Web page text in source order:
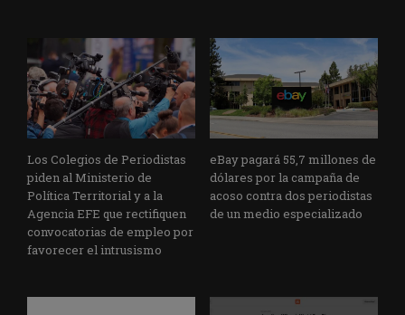
Los Colegios de Periodistas
piden al Ministerio de
Política Territorial y a la
Agencia EFE que rectifiquen
convocatorias de empleo por
favorecer el intrusismo
eBay pagará 55,7 millones de
dólares por la campaña de
acoso contra dos periodistas
de un medio especializado